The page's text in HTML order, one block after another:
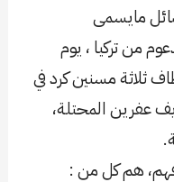
مايسمى
من تركيا ، يوم
ثلاثة مسنين كرد في
عفرين المحتلة،
هم كل من :